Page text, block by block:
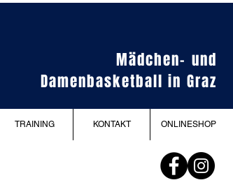
Mädchen- und
Damenbasketball in Graz
TRAINING KONTAKT ONLINESHOP